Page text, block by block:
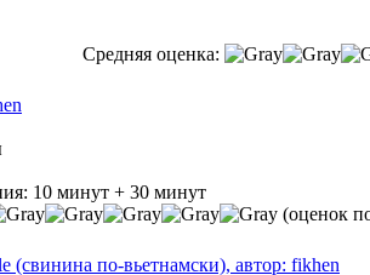
Средняя оценка:
10 минут + 30 минут
(оценок